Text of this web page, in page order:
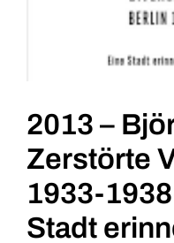
2013 –
Zerstörte
1933-
Stadt